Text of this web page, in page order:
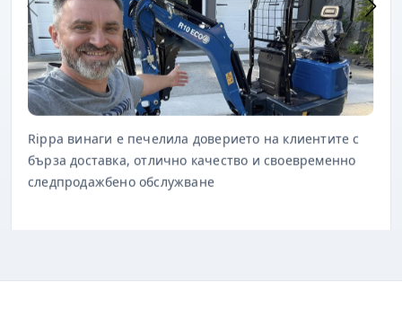
Rippa винаги е печелила доверието на клиентите с
бърза доставка, отлично качество и своевременно
следпродажбено обслужване